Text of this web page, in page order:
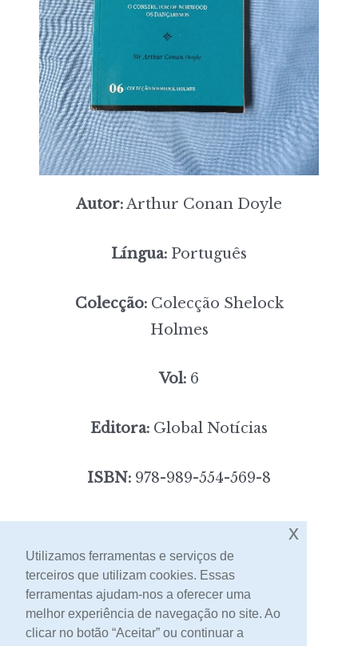
Autor:Arthur Conan Doyle
Língua: Português
Colecção:Colecção Shelock
Holmes
Vol: 6
Editora: Global Notícias
ISBN: 978-989-554-569-8
[portes incluídos]
Contacto
Utilizamos ferramentas e serviços de
terceiros que utilizam cookies. Essas
ferramentas ajudam-nos a oferecer uma
melhor experiência de navegação no site. Ao
clicar no botão “Aceitar” ou continuar a
x